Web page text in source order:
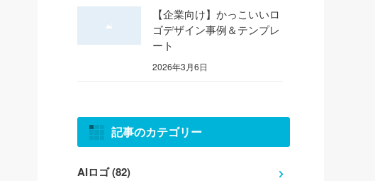
【企業向け】かっこいいロ
ゴデザイン事例＆テンプレ
ート
2026年3月6日
記事のカテゴリー
AIロゴ (82)